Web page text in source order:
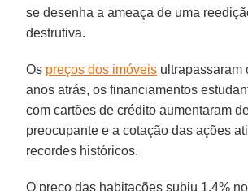
se desenha a ameaça de uma
destrutiva.
Os preços dos imóveis ultrapassaram
anos atrás, os financiamentos
com cartões de crédito aumentaram
preocupante e a cotação das ações
recordes históricos.
O preço das habitações subiu 1,4%